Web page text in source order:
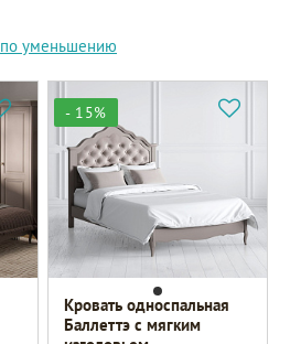
по уменьшению
- 15%
Кровать односпальная
Баллеттэ с мягким